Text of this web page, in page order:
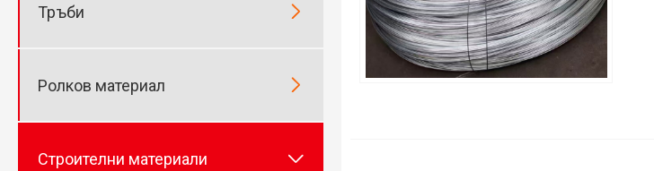
Тръби 
Ролков материал 
Строителни материали 